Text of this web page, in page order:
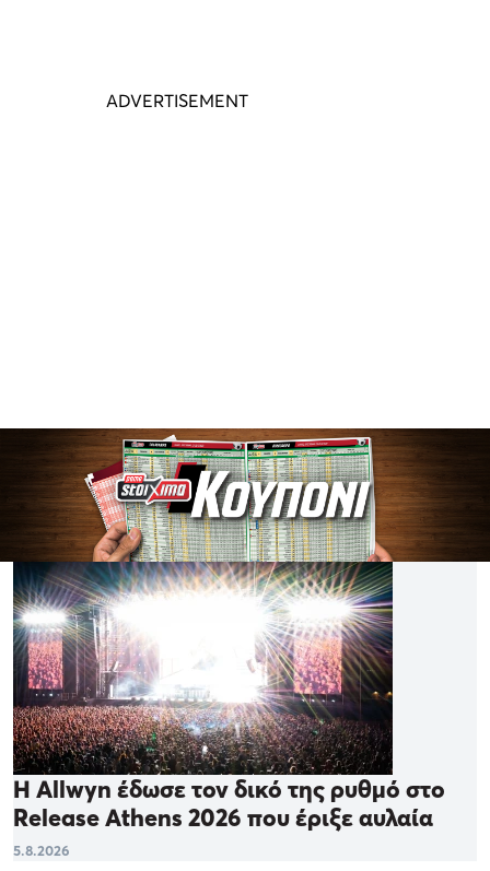
Η Allwyn έδωσε τον δικό της ρυθμό στο
Release Athens 2026 που έριξε αυλαία
5.8.2026